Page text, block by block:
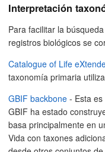
Interpretación
Para facilitar la
registros biológicos se
Catalogue of Life
taxonomía primaria
GBIF backbone - Esta
GBIF ha estado
basa principalmente en
Vida con taxones